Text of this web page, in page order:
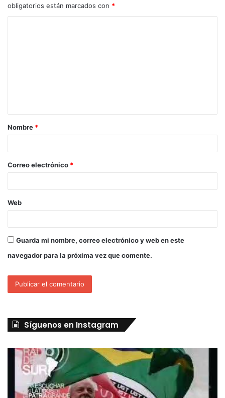
obligatorios están marcados con *
Nombre *
Correo electrónico *
Web
Guarda mi nombre, correo electrónico y web en este
navegador para la próxima vez que comente.
Síguenos en Instagram